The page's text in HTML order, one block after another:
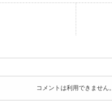
コメントは利用できません。